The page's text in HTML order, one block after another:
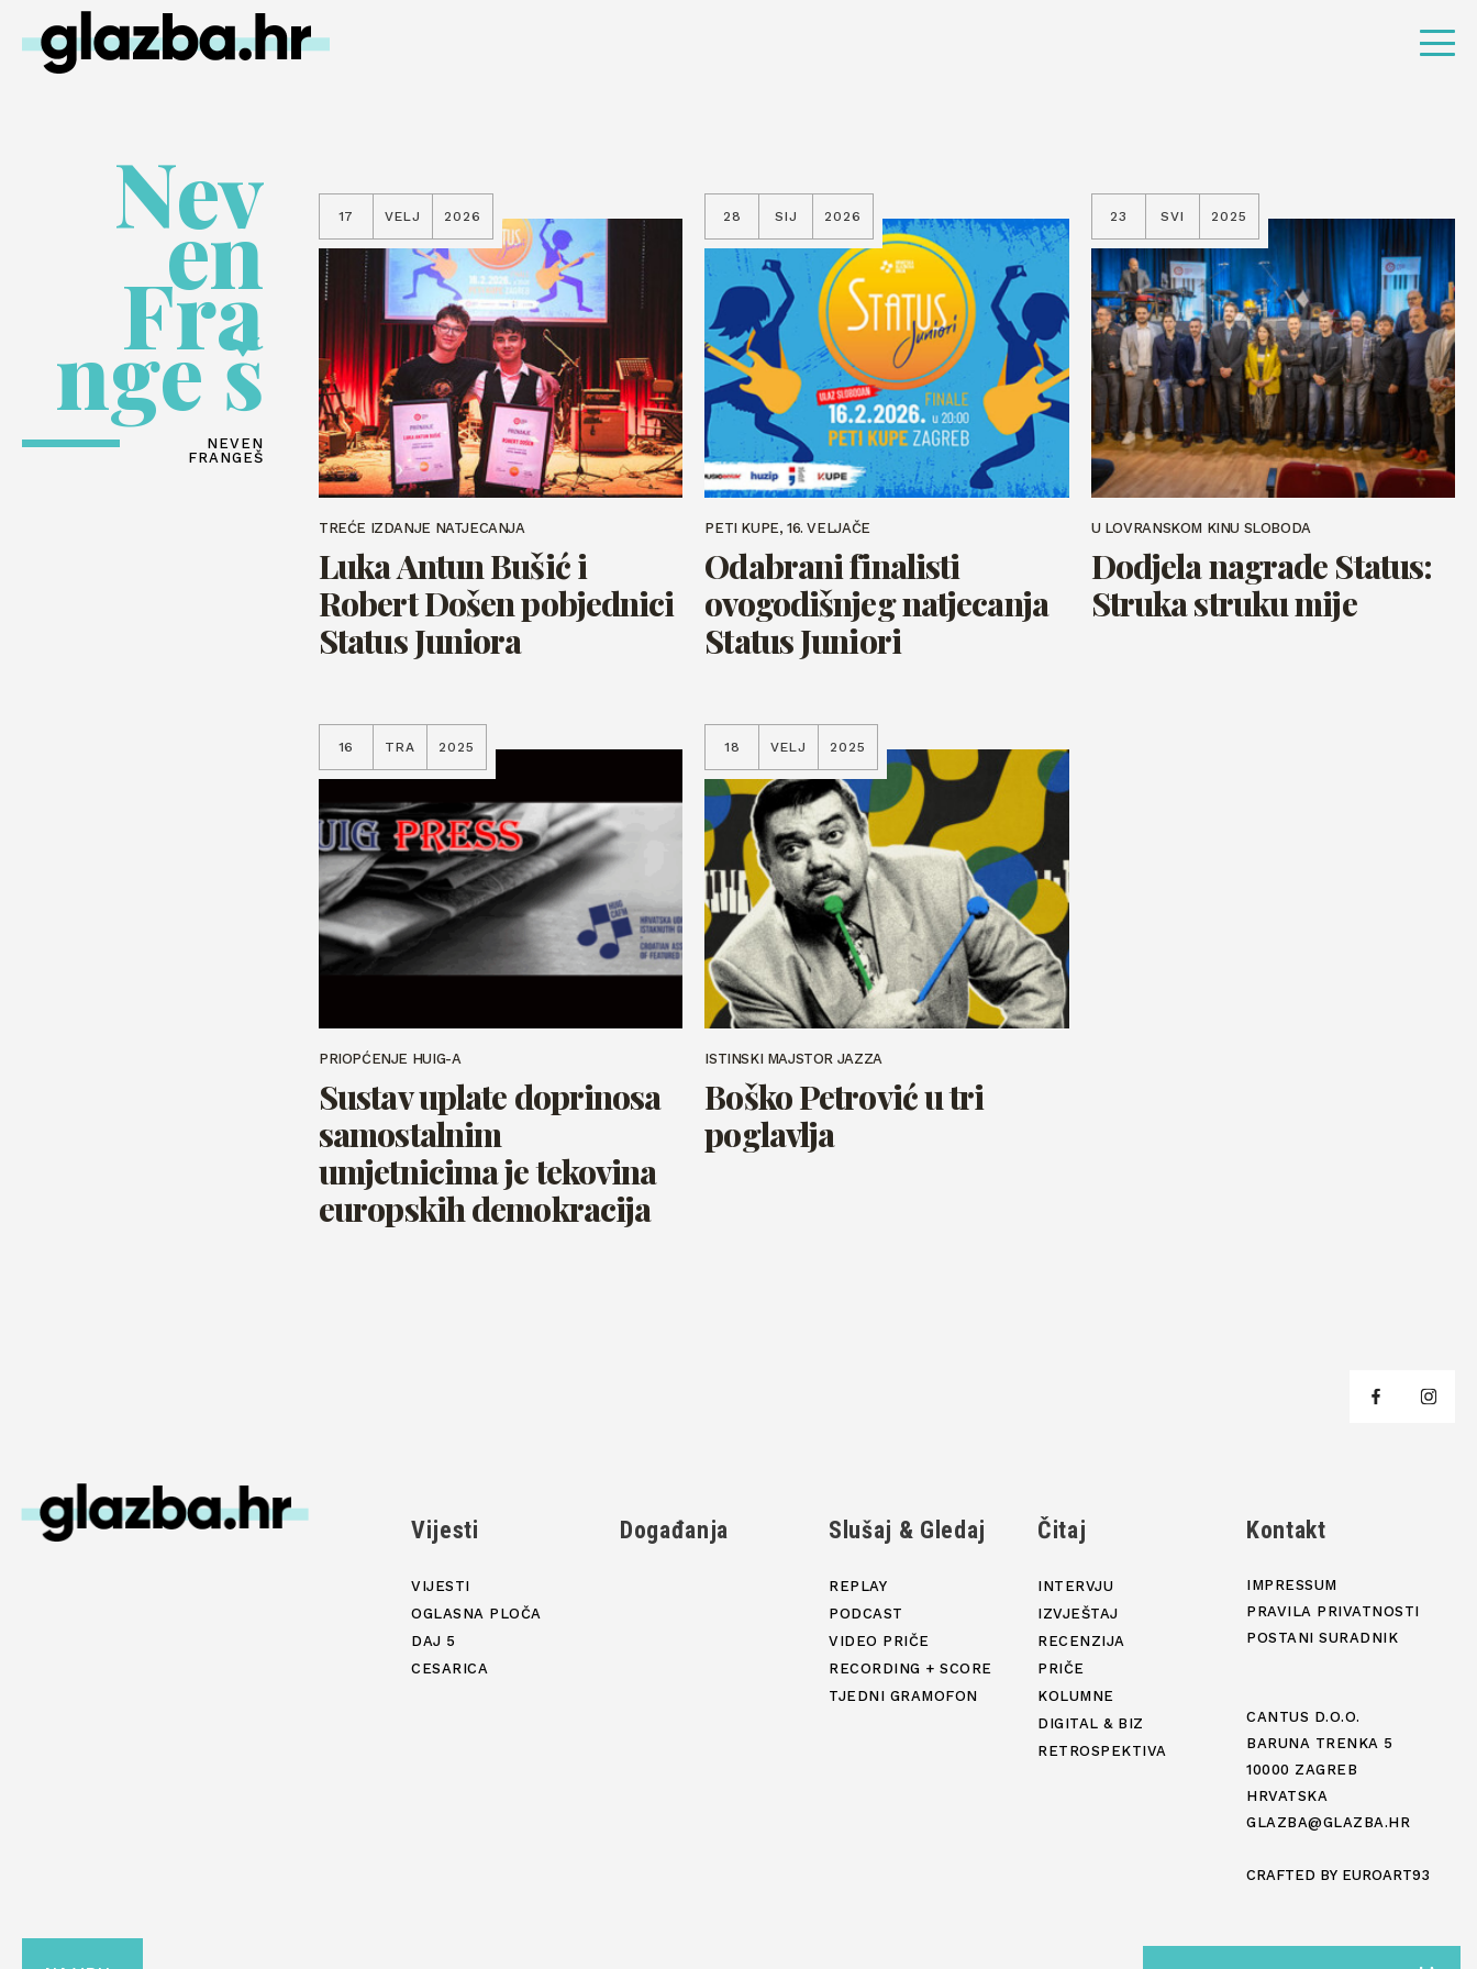
Nev
en
Fra
nge š
NEVEN
FRANGEŠ
17 VELJ 2026
TREĆE IZDANJE NATJECANJA
Luka Antun Bušić i
Robert Došen pobjednici
Status Juniora
28 SIJ 2026
PETI KUPE, 16. VELJAČE
Odabrani finalisti
ovogodišnjeg natjecanja
Status Juniori
23 SVI 2025
U LOVRANSKOM KINU SLOBODA
Dodjela nagrade Status:
Struka struku mije
16 TRA 2025
PRIOPĆENJE HUIG-A
Sustav uplate doprinosa
samostalnim
umjetnicima je tekovina
europskih demokracija
18 VELJ 2025
ISTINSKI MAJSTOR JAZZA
Boško Petrović u tri
poglavlja
Vijesti
VIJESTI
OGLASNA PLOČA
DAJ 5
CESARICA
Događanja Slušaj & Gledaj
REPLAY
PODCAST
VIDEO PRIČE
RECORDING + SCORE
TJEDNI GRAMOFON
Čitaj
INTERVJU
IZVJEŠTAJ
RECENZIJA
PRIČE
KOLUMNE
DIGITAL & BIZ
RETROSPEKTIVA
Kontakt
IMPRESSUM
PRAVILA PRIVATNOSTI
POSTANI SURADNIK
CANTUS D.O.O.
BARUNA TRENKA 5
10000 ZAGREB
HRVATSKA
GLAZBA@GLAZBA.HR
CRAFTED BY EUROART93